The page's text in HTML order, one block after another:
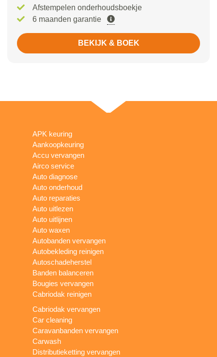
Afstempelen onderhoudsboekje
6 maanden garantie
BEKIJK & BOEK
APK keuring
Aankoopkeuring
Accu vervangen
Airco service
Auto diagnose
Auto onderhoud
Auto reparaties
Auto uitlezen
Auto uitlijnen
Auto waxen
Autobanden vervangen
Autobekleding reinigen
Autoschadeherstel
Banden balanceren
Bougies vervangen
Cabriodak reinigen
Cabriodak vervangen
Car cleaning
Caravanbanden vervangen
Carwash
Distributieketting vervangen